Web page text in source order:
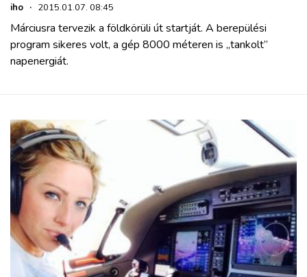
iho · 2015.01.07. 08:45
Márciusra tervezik a földkörüli út startját. A berepülési
program sikeres volt, a gép 8000 méteren is „tankolt”
napenergiát.